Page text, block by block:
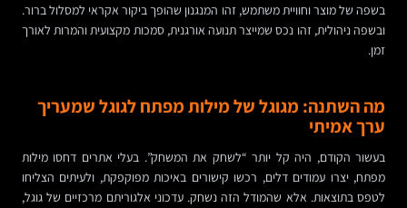
בשפה של מוצר וחוויית משתמש, זהו המנגנון שהופך ביקור אקראי למסלול ברור.
ובשפה ניהולית, זהו נכס שמייצר תנועה אורגנית, סמכות מקצועית והמרות לאורך
זמן.
מה השתנה: מגוגל של מילות מפתח לגוגל שמעריך
ערך אמיתי
בעשור הקודם, היה קל יותר “לשחק את המשחק”. בעלי אתרים דחסו מילות
מפתח, יצרו עמודים דלים, רכשו קישורים באיכות מפוקפקת, ולעיתים הצליחו
לטפס בתוצאות. אלא שהמודל הזה נשחק. עדכוני אלגוריתם מרכזיים של גוגל,